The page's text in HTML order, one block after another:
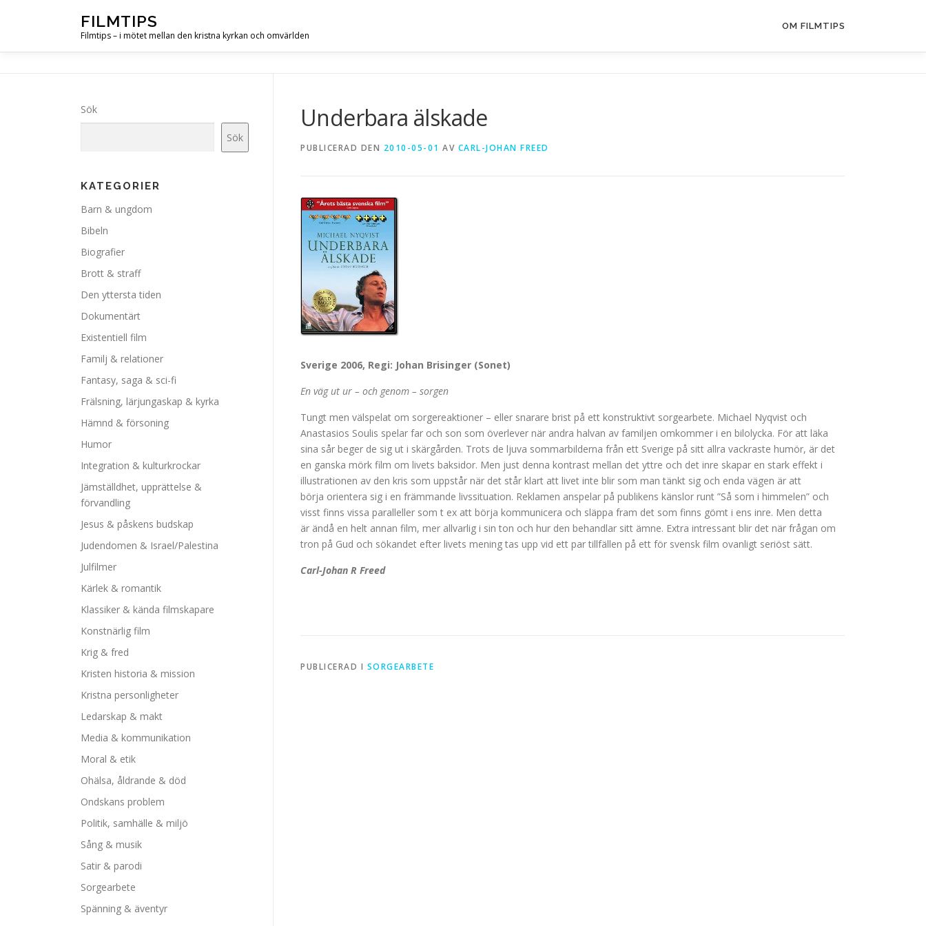
FILMTIPS
Filmtips – i mötet mellan den kristna kyrkan och omvärlden
OM FILMTIPS
Underbara älskade
PUBLICERAD DEN 2010-05-01 AV CARL-JOHAN FREED
Sverige 2006, Regi: Johan Brisinger (Sonet)
En väg ut ur – och genom – sorgen
Tungt men välspelat om sorgereaktioner – eller snarare brist på ett konstruktivt sorgearbete. Michael Nyqvist och
Anastasios Soulis spelar far och son som överlever när andra halvan av familjen omkommer i en bilolycka. För att läka
sina sår beger de sig ut i skärgården. Trots de ljuva sommarbilderna från ett Sverige på sitt allra vackraste humör, är det
en ganska mörk film om livets baksidor. Men just denna kontrast mellan det yttre och det inre skapar en stark effekt i
illustrationen av den kris som uppstår när det står klart att livet inte blir som man tänkt sig och enda vägen är att
börja orientera sig i en främmande livssituation. Reklamen anspelar på publikens känslor runt ”Så som i himmelen” och
visst finns vissa paralleller som t ex att börja kommunicera och släppa fram det som finns gömt i ens inre. Men detta
är ändå en helt annan film, mer allvarlig i sin ton och hur den behandlar sitt ämne. Extra intressant blir det när frågan om
tron på Gud och sökandet efter livets mening tas upp vid ett par tillfällen på ett för svensk film ovanligt seriöst sätt.
Carl-Johan R Freed
PUBLICERAD I SORGEARBETE
Sök
Sök
KATEGORIER
Barn & ungdom
Bibeln
Biografier
Brott & straff
Den yttersta tiden
Dokumentärt
Existentiell film
Familj & relationer
Fantasy, saga & sci-fi
Frälsning, lärjungaskap & kyrka
Hämnd & försoning
Humor
Integration & kulturkrockar
Jämställdhet, upprättelse &
förvandling
Jesus & påskens budskap
Judendomen & Israel/Palestina
Julfilmer
Kärlek & romantik
Klassiker & kända filmskapare
Konstnärlig film
Krig & fred
Kristen historia & mission
Kristna personligheter
Ledarskap & makt
Media & kommunikation
Moral & etik
Ohälsa, åldrande & död
Ondskans problem
Politik, samhälle & miljö
Sång & musik
Satir & parodi
Sorgearbete
Spänning & äventyr